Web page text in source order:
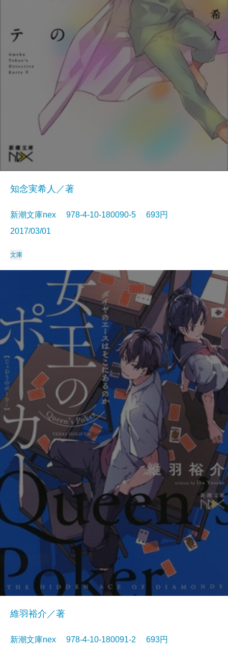
知念実希人／著
新潮文庫nex 978-4-10-180090-5 693円
2017/03/01
文庫
維羽裕介／著
新潮文庫nex 978-4-10-180091-2 693円